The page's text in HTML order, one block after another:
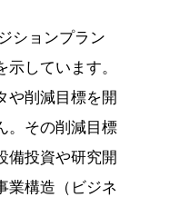
ションプラン
示しています。
や削減目標を開
。その削減目標
備投資や研究開
業構造（ビジネ